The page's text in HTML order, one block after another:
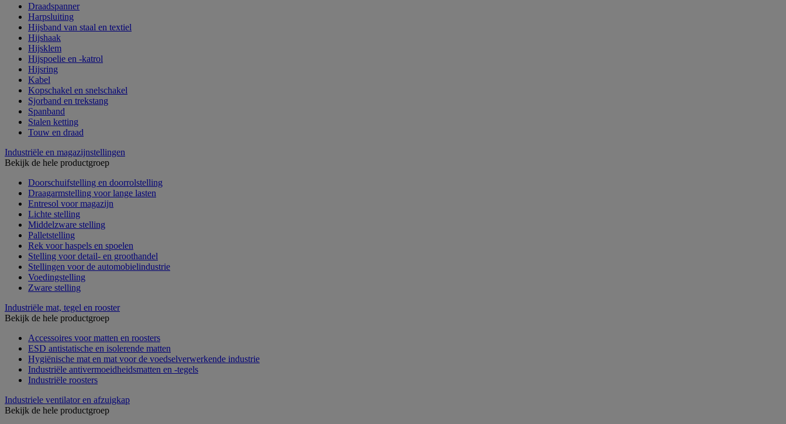
Draadspanner
Harpsluiting
Hijsband van staal en textiel
Hijshaak
Hijsklem
Hijspoelie en -katrol
Hijsring
Kabel
Kopschakel en snelschakel
Sjorband en trekstang
Spanband
Stalen ketting
Touw en draad
Industriële en magazijnstellingen
Bekijk de hele productgroep
Doorschuifstelling en doorrolstelling
Draagarmstelling voor lange lasten
Entresol voor magazijn
Lichte stelling
Middelzware stelling
Palletstelling
Rek voor haspels en spoelen
Stelling voor detail- en groothandel
Stellingen voor de automobielindustrie
Voedingstelling
Zware stelling
Industriële mat, tegel en rooster
Bekijk de hele productgroep
Accessoires voor matten en roosters
ESD antistatische en isolerende matten
Hygiënische mat en mat voor de voedselverwerkende industrie
Industriële antivermoeidheidsmatten en -tegels
Industriële roosters
Industriele ventilator en afzuigkap
Bekijk de hele productgroep